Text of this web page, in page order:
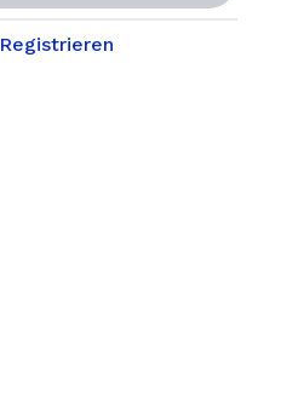
Registrieren